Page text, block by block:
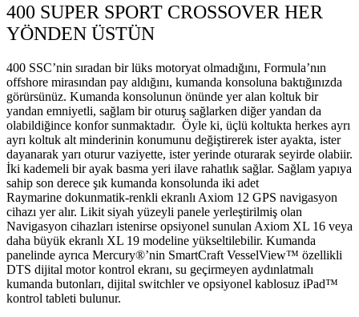
400 SUPER SPORT CROSSOVER HER
YÖNDEN ÜSTÜN
400 SSC’nin sıradan bir lüks motoryat olmadığını, Formula’nın
offshore mirasından pay aldığını, kumanda konsoluna baktığınızda
görürsünüz. Kumanda konsolunun önünde yer alan koltuk bir
yandan emniyetli, sağlam bir oturuş sağlarken diğer yandan da
olabildiğince konfor sunmaktadır. Öyle ki, üçlü koltukta herkes ayrı
ayrı koltuk alt minderinin konumunu değiştirerek ister ayakta, ister
dayanarak yarı oturur vaziyette, ister yerinde oturarak seyirde olabiir.
İki kademeli bir ayak basma yeri ilave rahatlık sağlar. Sağlam yapıya
sahip son derece şık kumanda konsolunda iki adet
Raymarine dokunmatik-renkli ekranlı Axiom 12 GPS navigasyon
cihazı yer alır. Likit siyah yüzeyli panele yerleştirilmiş olan
Navigasyon cihazları istenirse opsiyonel sunulan Axiom XL 16 veya
daha büyük ekranlı XL 19 modeline yükseltilebilir. Kumanda
panelinde ayrıca Mercury®’nin SmartCraft VesselView™ özellikli
DTS dijital motor kontrol ekranı, su geçirmeyen aydınlatmalı
kumanda butonları, dijital switchler ve opsiyonel kablosuz iPad™
kontrol tableti bulunur.